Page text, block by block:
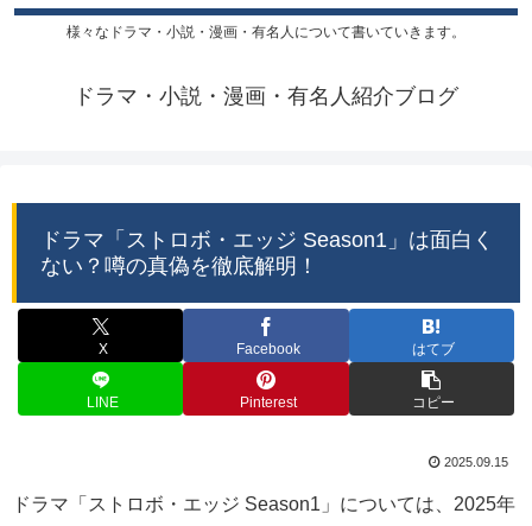
様々なドラマ・小説・漫画・有名人について書いていきます。
ドラマ・小説・漫画・有名人紹介ブログ
ドラマ「ストロボ・エッジ Season1」は面白く
ない？噂の真偽を徹底解明！
X Facebook はてブ
LINE Pinterest コピー
2025.09.15
ドラマ「ストロボ・エッジ Season1」については、2025年